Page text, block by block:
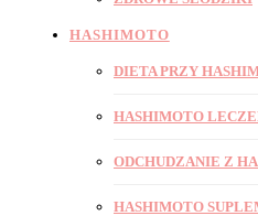
HASHIMOTO
DIETA PRZY
HASHIMOTO
ODCHUDZANIE Z
HASHIMOTO